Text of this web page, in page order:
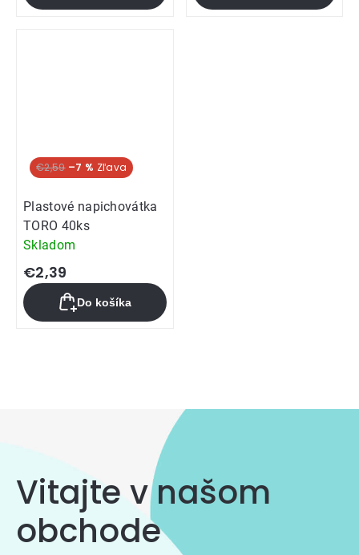
€2,59 –7 %
Plastové napichovátka
TORO 40ks
Skladom
€2,39
Do košíka
prvky
výpisu
Vitajte v našom
obchode